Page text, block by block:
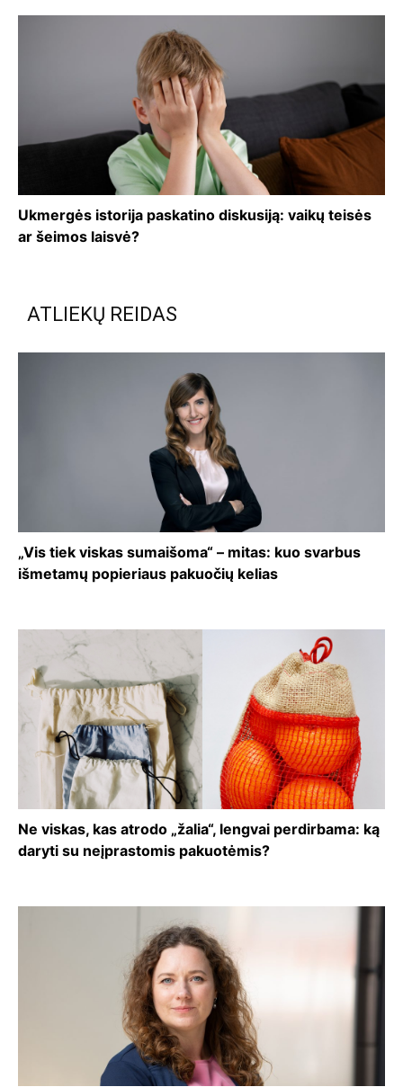
Ukmergės istorija paskatino diskusiją: vaikų teisės
ar šeimos laisvė?
ATLIEKŲ REIDAS
„Vis tiek viskas sumaišoma“ – mitas: kuo svarbus
išmetamų popieriaus pakuočių kelias
Ne viskas, kas atrodo „žalia“, lengvai perdirbama: ką
daryti su neįprastomis pakuotėmis?